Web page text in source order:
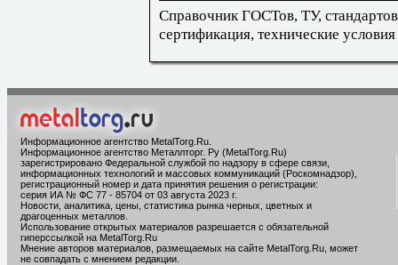
Справочник ГОСТов, ТУ,
сертификация, технические условия
Информационное агентство MetalTorg.Ru
Информационное агентство Металлторг. Ру (MetalTorg.Ru)
зарегистрировано Федеральной службой по надзору в сфере связи,
информационных технологий и массовых коммуникаций (Роскомнадзор),
регистрационный номер и дата принятия решения о регистрации:
серия ИА № ФС 77 - 85704 от 03 августа 2023 г.
Новости, аналитика, цены, статистика рынка черных, цветных и
драгоценных металлов.
Использование открытых материалов разрешается с обязательной
гиперссылкой на MetalTorg.Ru
Мнение авторов материалов, размещаемых на сайте MetalTorg.Ru, может
не совпадать с мнением редакции.